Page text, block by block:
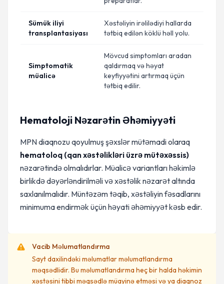
Sümük iliyi
transplantasiyası
Xəstəliyin irəlilədiyi hallarda
tətbiq edilən köklü həll yolu.
Simptomatik
müalicə
Mövcud simptomları aradan
qaldırmaq və həyat
keyfiyyətini artırmaq üçün
tətbiq edilir.
Hematoloji Nəzarətin Əhəmiyyəti
MPN diaqnozu qoyulmuş şəxslər mütəmadi olaraq
hematoloq (qan xəstəlikləri üzrə mütəxəssis)
nəzarətində olmalıdırlar. Müalicə variantları həkimlə
birlikdə dəyərləndirilməli və xəstəlik nəzarət altında
saxlanılmalıdır. Müntəzəm təqib, xəstəliyin fəsadlarını
minimuma endirmək üçün həyati əhəmiyyət kəsb edir.
Vacib Məlumatlandırma
Sayt daxilindəki məlumatlar məlumatlandırma
məqsədlidir. Bu məlumatlandırma heç bir halda həkimin
xəstəsini tibbi məqsədlə müayinə etməsi və ya diaqnoz